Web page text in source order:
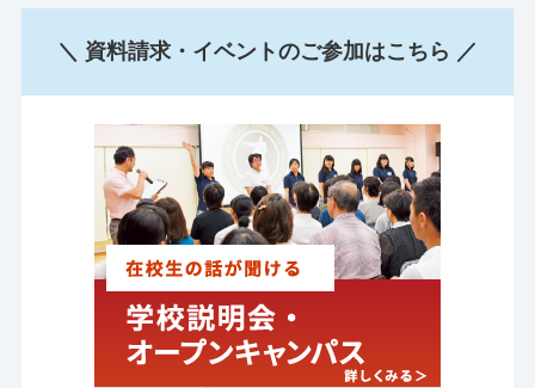
＼ 資料請求・イベントのご参加はこちら ／